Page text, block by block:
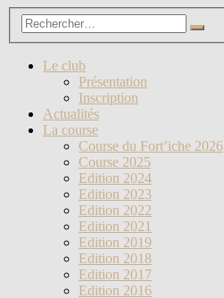
Le club
Présentation
Inscription
Actualités
La course
Course du Fort’iche 2026
Course 2025
Edition 2024
Edition 2023
Edition 2022
Edition 2021
Edition 2019
Edition 2018
Edition 2017
Edition 2016